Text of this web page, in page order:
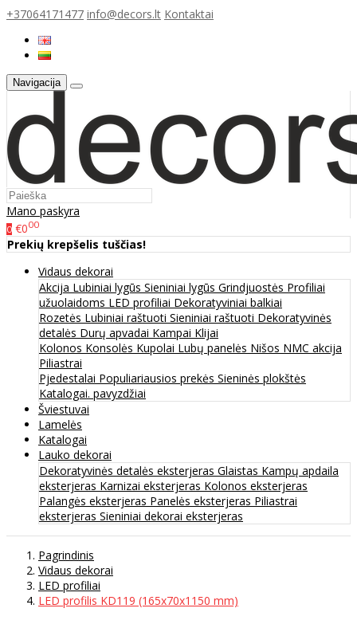
+37064171477 info@decors.lt Kontaktai
Navigacija
Mano paskyra
0 €000
Prekių krepšelis tuščias!
Vidaus dekorai
Akcija Lubiniai lygūs Sieniniai lygūs Grindjuostės Profiliai
užuolaidoms LED profiliai Dekoratyviniai balkiai
Rozetės Lubiniai raštuoti Sieniniai raštuoti Dekoratyvinės
detalės Durų apvadai Kampai Klijai
Kolonos Konsolės Kupolai Lubų panelės Nišos NMC akcija
Piliastrai
Pjedestalai Populiariausios prekės Sieninės plokštės
Katalogai. pavyzdžiai
Šviestuvai
Lamelės
Katalogai
Lauko dekorai
Dekoratyvinės detalės eksterjeras Glaistas Kampų apdaila
eksterjeras Karnizai eksterjeras Kolonos eksterjeras
Palangės eksterjeras Panelės eksterjeras Piliastrai
eksterjeras Sieniniai dekorai eksterjeras
Pagrindinis
Vidaus dekorai
LED profiliai
LED profilis KD119 (165x70x1150 mm)